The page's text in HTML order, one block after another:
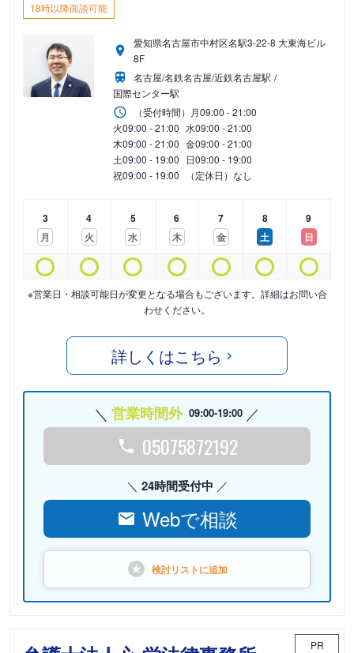
18時以降面談可能
愛知県名古屋市中村区名駅3-22-8 大東海ビル
8F
名古屋/名鉄名古屋/近鉄名古屋駅
国際センター駅
（受付時間） 月09:00 - 21:00
火09:00 - 21:00 水09:00 - 21:00
木09:00 - 21:00 金09:00 - 21:00
土09:00 - 19:00 日09:00 - 19:00
祝09:00 - 19:00 （定休日）なし
3
月
4
火
5
水
6
木
7
金
8
土
9
日
※営業日・相談可能日が変更となる場合もございます。詳細はお問い合
わせください。
詳しくはこちら
営業時間外 09:00-19:00
05075872192
24時間受付中
Webで相談
検討リストに追加
PR